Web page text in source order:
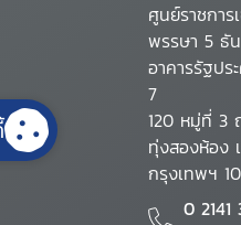
ศูนย์ราชกา
พรรษา 5 ธั
อาคารรัฐป
7
120 หมู่ที่ 3
ทุ่งสองห้อง
กรุงเทพฯ
0 2141